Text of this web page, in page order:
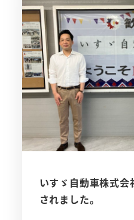
いすゞ自動車株式
されました。